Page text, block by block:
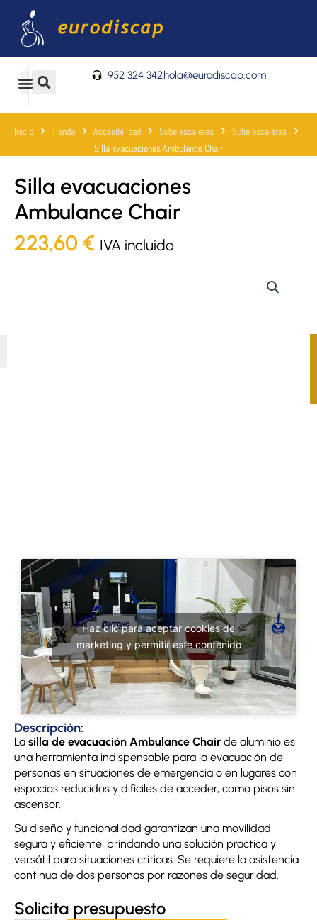
contenido
0
Carrito 952 324 342hola@eurodiscap.com
Inicio Tienda Accesibilidad Sube escaleras
Sube escaleras
Silla evacuaciones Ambulance Chair
Silla evacuaciones
Ambulance Chair
223,60 € IVA incluido
Haz clic para aceptar cookies de
marketing y permitir este contenido
Descripción:
La silla de evacuación Ambulance Chair de aluminio es
una herramienta indispensable para la evacuación de
personas en situaciones de emergencia o en lugares con
espacios reducidos y difíciles de acceder, como pisos sin
ascensor.
Su diseño y funcionalidad garantizan una movilidad
segura y eficiente, brindando una solución práctica y
versátil para situaciones críticas. Se requiere la asistencia
continua de dos personas por razones de seguridad.
Solicita presupuesto